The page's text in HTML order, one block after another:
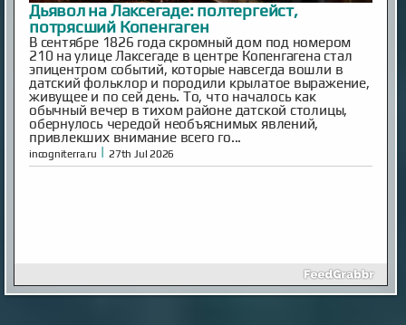
Дьявол на Лаксегаде: полтергейст,
потрясший Копенгаген
В сентябре 1826 года скромный дом под номером
210 на улице Лаксегаде в центре Копенгагена стал
эпицентром событий, которые навсегда вошли в
датский фольклор и породили крылатое выражение,
живущее и по сей день. То, что началось как
обычный вечер в тихом районе датской столицы,
обернулось чередой необъяснимых явлений,
привлекших внимание всего го...
incogniterra.ru | 27th Jul 2026
Японские учёные нашли способ продлить